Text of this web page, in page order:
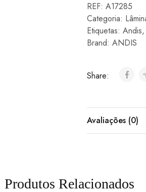
REF: A17285
Categoria:
Etiquetas: Andis,
Brand: ANDIS
Share:
Avaliações (0)
Produtos Relacionados